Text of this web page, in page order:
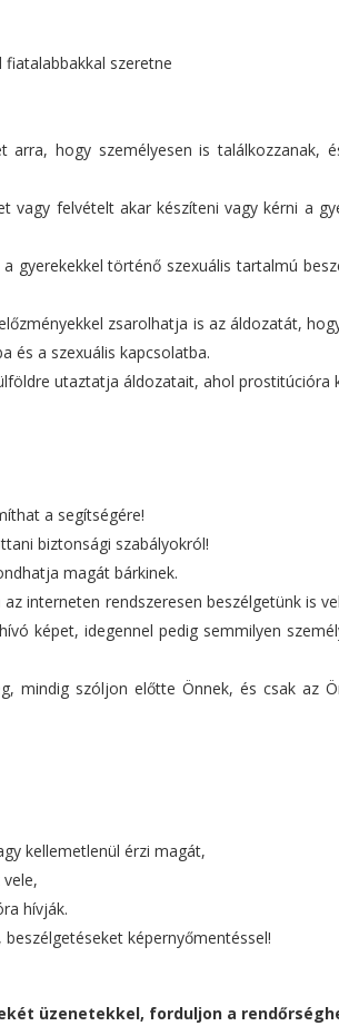
szeretne
arra, hogy személyesen is találkozzanak,
vagy felvételt akar készíteni vagy kérni a
gyerekekkel történő szexuális tartalmú
zsarolhatja is az áldozatát,
és a szexuális kapcsolatba.
utaztatja áldozatait, ahol prostitúcióra
a segítségére!
biztonsági szabályokról!
magát bárkinek.
interneten rendszeresen beszélgetünk is
képet, idegennel pedig semmilyen
mindig szóljon előtte Önnek, és csak az
kellemetlenül érzi magát,
hívják.
képernyőmentéssel!
üzenetekkel, forduljon a